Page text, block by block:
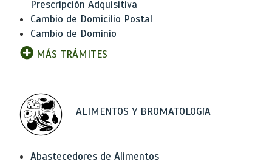
Prescripción Adquisitiva
Cambio de Domicilio Postal
Cambio de Dominio
MÁS TRÁMITES
ALIMENTOS Y BROMATOLOGíA
Abastecedores de Alimentos